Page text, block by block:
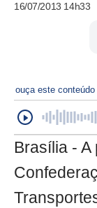
16/07/2013 14h33
ouça este conteúdo
Brasília -